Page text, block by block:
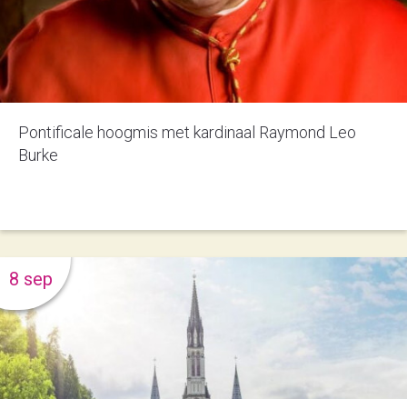
Pontificale hoogmis met kardinaal Raymond Leo
Burke
8 sep